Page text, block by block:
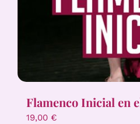
Flamenco Inicial en
19,00 €